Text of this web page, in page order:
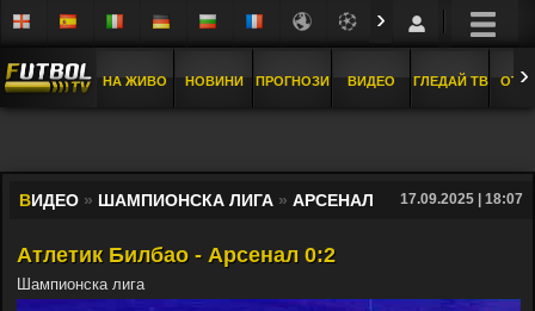
›
НА ЖИВО НОВИНИ ПРОГНОЗИ ВИДЕО ГЛЕДАЙ ТВ ›
ВИДЕО » ШАМПИОНСКА ЛИГА » АРСЕНАЛ 17.09.2025 | 18:07
Атлетик Билбао - Арсенал 0:2
Шампионска лига